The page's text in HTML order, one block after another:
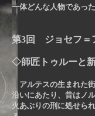
一体どんな人物であっ
第3回 ジョセフ＝
◇師匠トゥルーと
アルテスの生まれた
沿いにあたり、昔はノ
火あぶりの刑に処せら